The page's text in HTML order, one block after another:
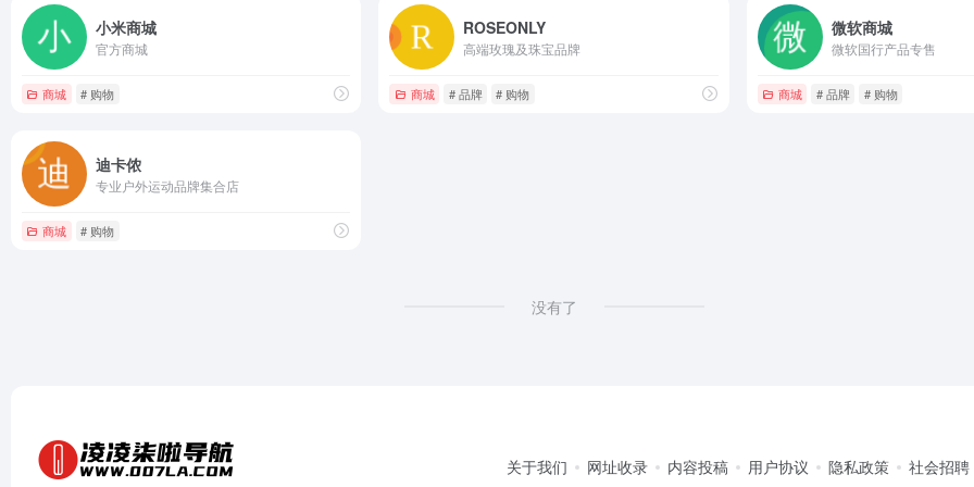
小米商城
官方商城
商城 # 购物
ROSEONLY
高端玫瑰及珠宝品牌
商城 # 品牌 # 购物
微软商城
微软国行产品专售
商城 # 品牌 # 购物
迪卡侬
专业户外运动品牌集合店
商城 # 购物
没有了
关于我们 网址收录 内容投稿 用户协议 隐私政策 社会招聘